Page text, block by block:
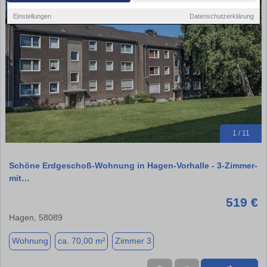
Einstellungen Datenschutzerklärung
1 / 11
Schöne Erdgeschoß-Wohnung in Hagen-Vorhalle - 3-Zimmer-
mit…
519 €
Hagen, 58089
Wohnung ca. 70,00 m² Zimmer 3